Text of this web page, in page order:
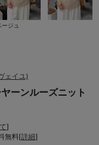
ージュ
ェイユ)
ーンルーズニット
]
無料[詳細]